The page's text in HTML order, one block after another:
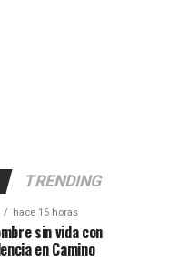
TRENDING
hace 16 horas
sin vida con
en Camino